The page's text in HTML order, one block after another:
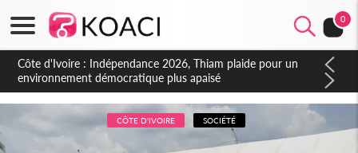
0
Côte d'Ivoire : Concours INFAS 2026, les convocations
seront disponibles à compter du samedi
CÔTE D'IVOIRE SOCIÉTÉ